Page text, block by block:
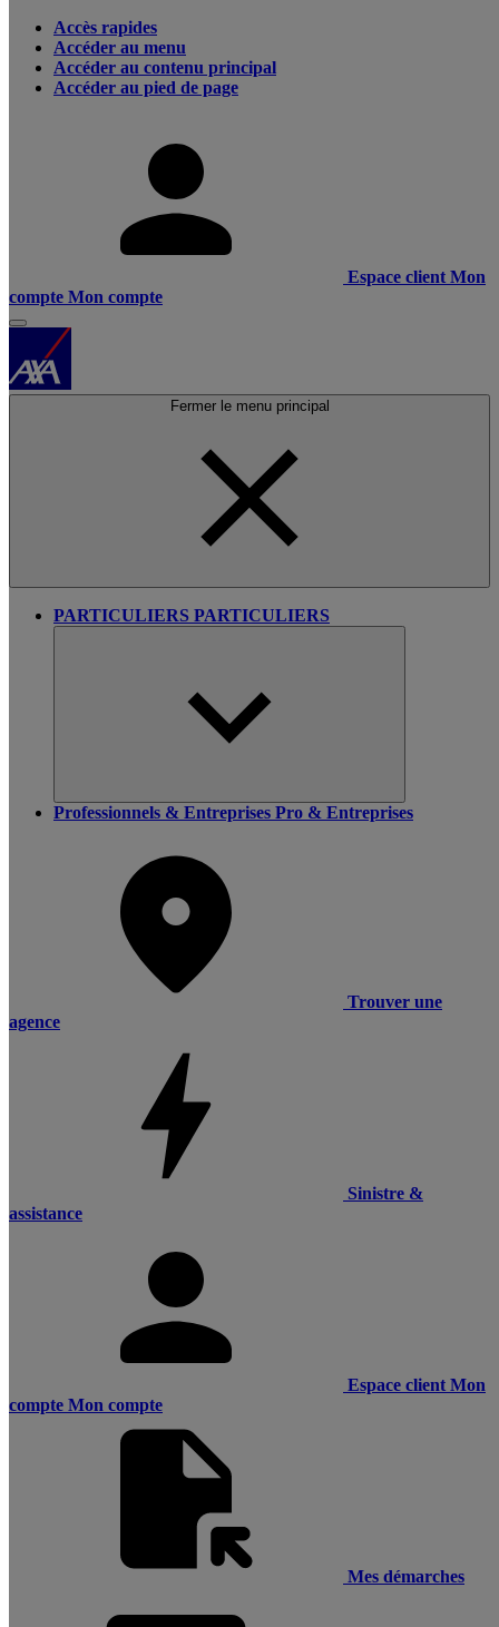
Accès rapides
Accéder au menu
Accéder au contenu principal
Accéder au pied de page
Espace client Mon
compte Mon compte
Fermer le menu principal
PARTICULIERS PARTICULIERS
Professionnels & Entreprises Pro & Entreprises
Trouver une
agence
Sinistre &
assistance
Espace client Mon
compte Mon compte
Mes démarches